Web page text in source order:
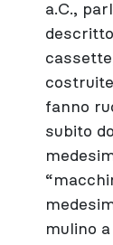
a.C.,
fanno
subito
mulino